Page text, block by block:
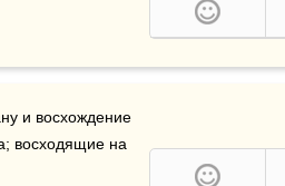
и восхождение
восходящие на